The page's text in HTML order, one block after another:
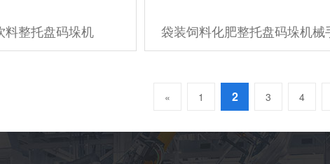
料整托盘码垛机 袋装饲料化肥整托盘码垛机械
« 1 2 3 4